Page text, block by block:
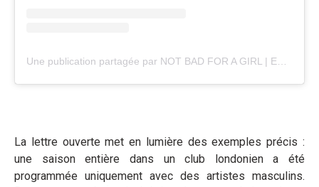
Une publication partagée par NOT BAD FOR A GIRL | EQUAL PARTS (@notbadforagirluk)
La lettre ouverte met en lumière des exemples précis :
une saison entière dans un club londonien a été
programmée uniquement avec des artistes masculins.